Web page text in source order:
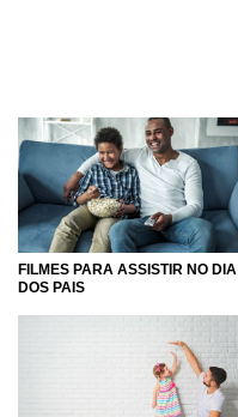
FILMES PARA ASSISTIR NO DIA
DOS PAIS